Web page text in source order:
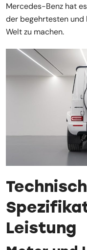
Mercedes-Benz hat
der begehrtesten und
Welt zu machen.
Leistung